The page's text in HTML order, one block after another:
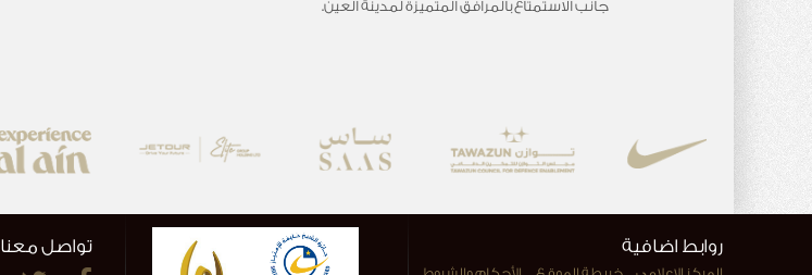
جانب الاستمتاع بالمرافق المتميزة لمدينة العين.
روابط اضافية تواصل معنا